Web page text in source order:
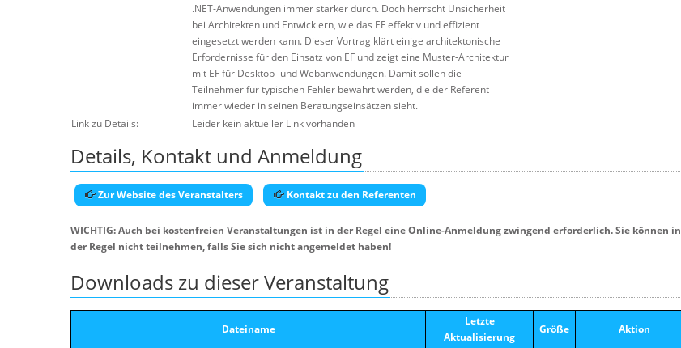
.NET-Anwendungen immer stärker durch. Doch herrscht Unsicherheit
bei Architekten und Entwicklern, wie das EF effektiv und effizient
eingesetzt werden kann. Dieser Vortrag klärt einige architektonische
Erfordernisse für den Einsatz von EF und zeigt eine Muster-Architektur
mit EF für Desktop- und Webanwendungen. Damit sollen die
Teilnehmer für typischen Fehler bewahrt werden, die der Referent
immer wieder in seinen Beratungseinsätzen sieht.
Link zu Details:
Leider kein aktueller Link vorhanden
Details, Kontakt und Anmeldung
Zur Website des Veranstalters Kontakt zu den Referenten
WICHTIG: Auch bei kostenfreien Veranstaltungen ist in der Regel eine Online-Anmeldung zwingend erforderlich. Sie können in
der Regel nicht teilnehmen, falls Sie sich nicht angemeldet haben!
Downloads zu dieser Veranstaltung
Dateiname
Letzte
Aktualisierung
Größe Aktion